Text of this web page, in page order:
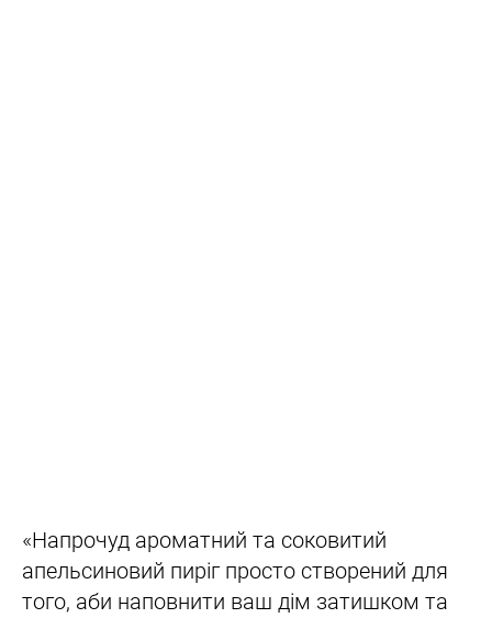
«Напрочуд ароматний та соковитий
апельсиновий пиріг просто створений для
того, аби наповнити ваш дім затишком та